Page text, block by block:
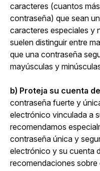
caracteres (cuantos
contraseña) que sean
caracteres especiales y
suelen distinguir entre
que una contraseña
mayúsculas y
b) Proteja su cuenta
contraseña fuerte y
electrónico vinculada a
recomendamos
contraseña única y
electrónico y su cuenta
recomendaciones